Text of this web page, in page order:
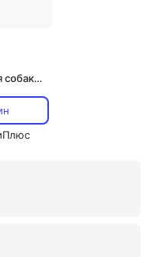
собак
мг,